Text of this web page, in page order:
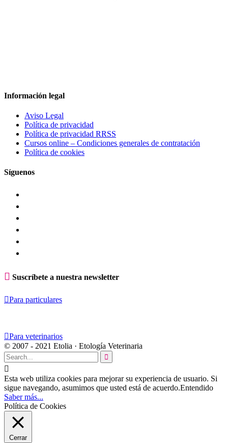
Información legal
Aviso Legal
Política de privacidad
Política de privacidad RRSS
Cursos online – Condiciones generales de contratación
Política de cookies
Síguenos
 Suscríbete a nuestra newsletter
Para particulares
Para veterinarios
© 2007 - 2021 Etolia · Etología Veterinaria


Esta web utiliza cookies para mejorar su experiencia de usuario. Si
sigue navegando, asumimos que usted está de acuerdo.Entendido
Saber más...
Política de Cookies
Cerrar